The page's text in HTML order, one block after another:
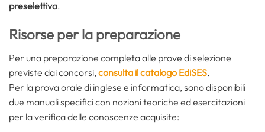
preselettiva.
Risorse per la preparazione
Per una preparazione completa alle prove di selezione
previste dai concorsi,consulta il catalogo EdiSES.
Per la prova orale di inglese e informatica, sono disponibili
due manuali specifici con nozioni teoriche ed esercitazioni
per la verifica delle conoscenze acquisite: